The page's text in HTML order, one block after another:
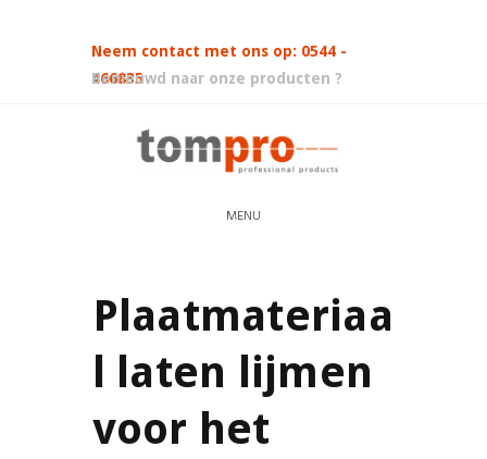
Neem contact met ons op: 0544 -
466835
Benieuwd naar onze producten ?
MENU
Plaatmateriaa
l laten lijmen
voor het